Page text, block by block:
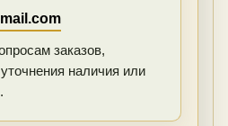
заказов,
наличия или